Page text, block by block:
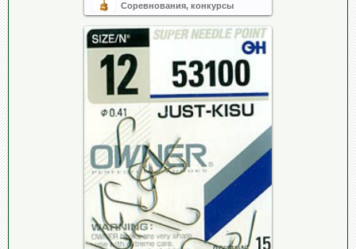
Соревнования, конкурсы